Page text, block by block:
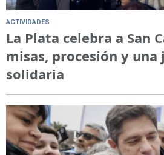
ACTIVIDADES
La Plata celebra a San
misas, procesión y una
solidaria